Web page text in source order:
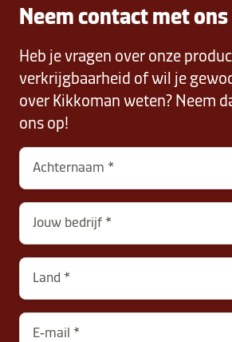
Neem contact met ons
Heb je vragen over onze
verkrijgbaarheid of wil je
over Kikkoman weten? Neem
ons op!
Achternaam
Jouw bedrijf
contactNL-
B2B-
26615-
mZrHcAaKXCD
Land
E‑mail